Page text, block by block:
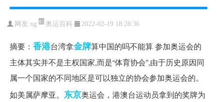
网友:xg 奥运百科 2022-02-19 18:28:36
摘要： 香港台湾拿金牌算中国的吗不能算 参加奥运会的
主体其实并不是主权国家,而是“体育协会”,由于历史原因同
属一个国家的不同地区是可以独立的协会参加奥运会的。
如美属萨摩亚。 东京奥运会，港澳台运动员拿到的奖牌为